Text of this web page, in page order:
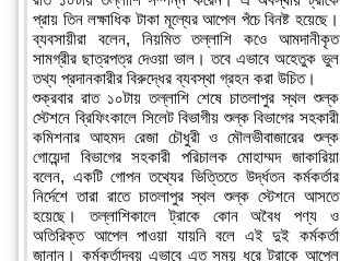
প্রায় তিন লক্ষাধিক টাকা মূল্যের আপেল পঁচে বিনষ্ট হয়েছে।
ব্যবসায়ীরা বলেন, নিয়মিত তল্লাশি কওে আমদানীকৃত
সামগ্রীর ছাত্রপত্র দেওয়া ভাল। তবে এভাবে অহেতুক ভুল
তথ্য প্রদানকারীর বিরুদ্ধের ব্যবস্থা গ্রহন করা উচিত।
শুক্রবার রাত ১০টায় তল্লাশি শেষে চাতলাপুর স্থল শুল্ক
স্টেশনে ব্রিফিংকালে সিলেট বিভাগীয় শুল্ক বিভাগের সহকারী
কমিশনার আহমদ রেজা চৌধুরী ও মৌলভীবাজারের শুল্ক
গোয়েন্দা বিভাগের সহকারী পরিচালক মোহাম্মদ জাকারিয়া
বলেন, একটি গোপন তথ্যের ভিত্তিতে উর্দ্ধতন কর্মকর্তার
নির্দেশে তারা রাতে চাতলাপুর স্থল শুল্ক স্টেশনে আসতে
হয়েছে। তল্লাশিকালে ট্রাকে কোন অবৈধ পণ্য ও
অতিরিক্ত আপেল পাওয়া যায়নি বলে এই দুই কর্মকর্তা
জানান। কর্মকর্তাদ্বয় এভাবে এত সময় ধরে ট্রাকে আপেল